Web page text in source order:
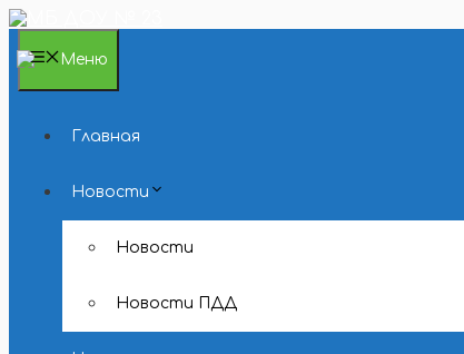
Перейти
содержимому
Меню
Главная
Новости
Новости
Новости ПДД